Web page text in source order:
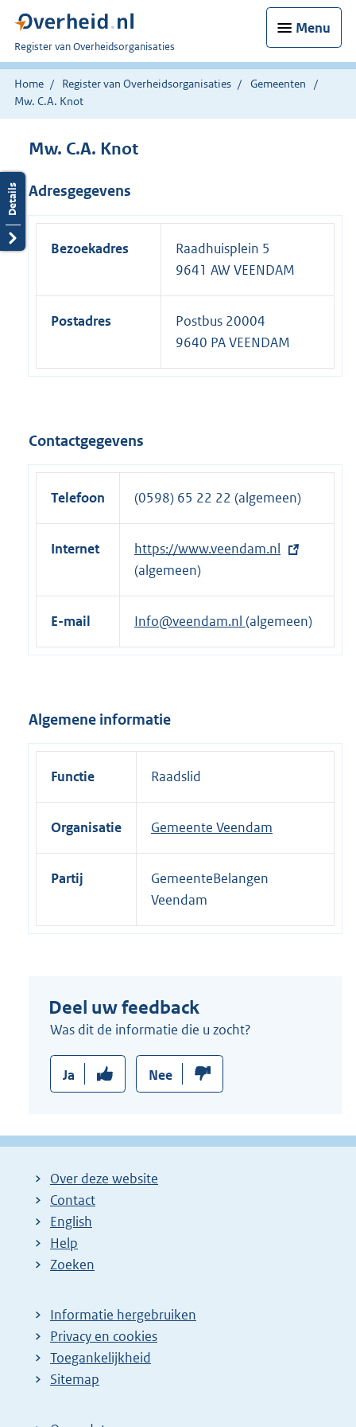
Menu
U
bent
nu
hier:
Register van Overheidsorganisaties
Home Register van Overheidsorganisaties
Gemeenten
Mw. C.A. Knot
Mw. C.A. Knot
Adresgegevens
Bezoekadres
Raadhuisplein 5
9641 AW VEENDAM
Postadres
Postbus 20004
9640 PA VEENDAM
Contactgegevens
Telefoon (0598) 65 22 22 (algemeen)
Internet
E
x
t
e
n
i
n
https://www.veendam.nl
(algemeen)
E-mail Info@veendam.nl (algemeen)
Algemene informatie
Functie Raadslid
Organisatie Gemeente Veendam
Partij
GemeenteBelangen
Veendam
Deel uw feedback
Was dit de informatie die u zocht?
Ja Nee
Over deze website
Contact
English
Help
Zoeken
Informatie hergebruiken
Privacy en cookies
Toegankelijkheid
Sitemap